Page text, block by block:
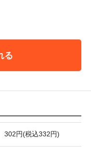
る
302円(税込332円)